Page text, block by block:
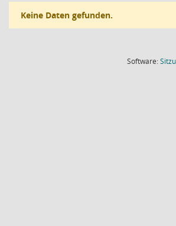
Keine Daten gefunden.
Software: